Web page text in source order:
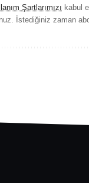
Şartlarımızı kabul
İstediğiniz zaman